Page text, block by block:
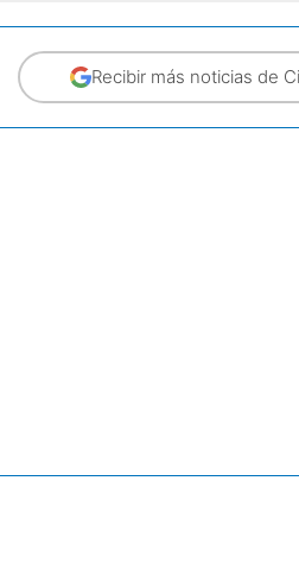
Recibir más noticias de